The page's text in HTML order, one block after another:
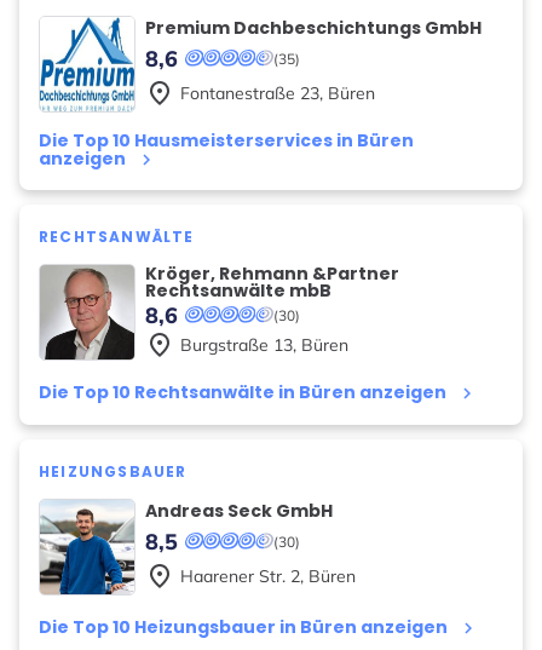
Premium Dachbeschichtungs GmbH
(35)
8,6
Die Top 10 Hausmeisterservices in Büren
anzeigen keyboard_arrow_right
place Fontanestraße 23, Büren
RECHTSANWÄLTE
Kröger, Rehmann &Partner
Rechtsanwälte mbB
(30)
8,6
Die Top 10 Rechtsanwälte in Büren anzeigen keyboard_arrow_right
place Burgstraße 13, Büren
HEIZUNGSBAUER
Andreas Seck GmbH
(30)
8,5
Die Top 10 Heizungsbauer in Büren anzeigen keyboard_arrow_right
place Haarener Str. 2, Büren